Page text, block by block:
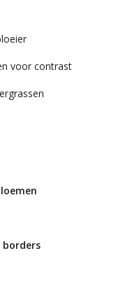
voor contrast